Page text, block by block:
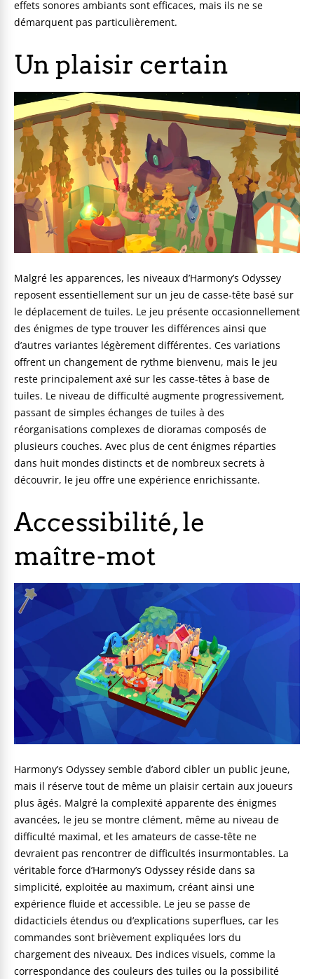
effets sonores ambiants sont efficaces, mais ils ne se
démarquent pas particulièrement.
Un plaisir certain
Malgré les apparences, les niveaux d’Harmony’s Odyssey
reposent essentiellement sur un jeu de casse-tête basé sur
le déplacement de tuiles. Le jeu présente occasionnellement
des énigmes de type trouver les différences ainsi que
d’autres variantes légèrement différentes. Ces variations
offrent un changement de rythme bienvenu, mais le jeu
reste principalement axé sur les casse-têtes à base de
tuiles. Le niveau de difficulté augmente progressivement,
passant de simples échanges de tuiles à des
réorganisations complexes de dioramas composés de
plusieurs couches. Avec plus de cent énigmes réparties
dans huit mondes distincts et de nombreux secrets à
découvrir, le jeu offre une expérience enrichissante.
Accessibilité, le
maître-mot
Harmony’s Odyssey semble d’abord cibler un public jeune,
mais il réserve tout de même un plaisir certain aux joueurs
plus âgés. Malgré la complexité apparente des énigmes
avancées, le jeu se montre clément, même au niveau de
difficulté maximal, et les amateurs de casse-tête ne
devraient pas rencontrer de difficultés insurmontables. La
véritable force d’Harmony’s Odyssey réside dans sa
simplicité, exploitée au maximum, créant ainsi une
expérience fluide et accessible. Le jeu se passe de
didacticiels étendus ou d’explications superflues, car les
commandes sont brièvement expliquées lors du
chargement des niveaux. Des indices visuels, comme la
correspondance des couleurs des tuiles ou la possibilité